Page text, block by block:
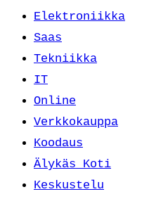
Elektroniikka
Saas
Tekniikka
IT
Online
Verkkokauppa
Koodaus
Älykäs Koti
Keskustelu